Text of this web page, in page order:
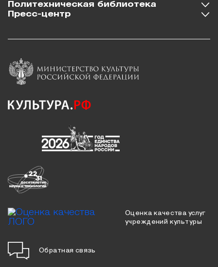
Политехническая библиотека
Пресс-центр
Оценка качества услуг
учреждений культуры
Обратная связь